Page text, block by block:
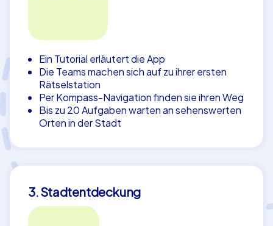
Ein Tutorial erläutert die App
Die Teams machen sich auf zu ihrer ersten
Rätselstation
Per Kompass-Navigation finden sie ihren Weg
Bis zu 20 Aufgaben warten an sehenswerten
Orten in der Stadt
3. Stadtentdeckung